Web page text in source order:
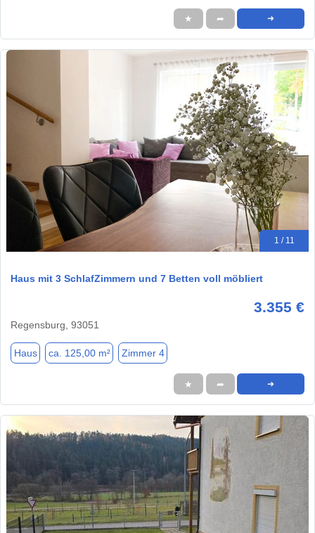
★ ➦ ➜
1 / 11
Haus mit 3 SchlafZimmern und 7 Betten voll möbliert
3.355 €
Regensburg, 93051
Haus ca. 125,00 m² Zimmer 4
★ ➦ ➜